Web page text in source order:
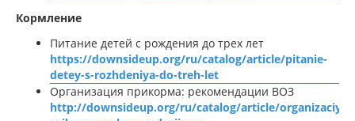
Кормление
Питание детей с рождения до трех лет
https://downsideup.org/ru/catalog/article/pitanie-
detey-s-rozhdeniya-do-treh-let
Организация прикорма: рекомендации ВОЗ
http://downsideup.org/ru/catalog/article/organizaciya-